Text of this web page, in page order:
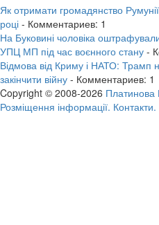
Як отримати громадянство
році - Комментариев: 1
На Буковині чоловіка
УПЦ МП під час воєнного стану -
Відмова від Криму і НАТО: Трамп
закінчити війну - Комментариев: 1
Copyright © 2008-2026
Розміщення інформації. Контакти.